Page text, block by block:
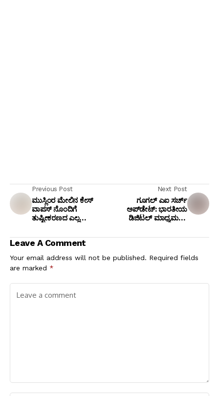
Previous Post
ಮುಸ್ಲಿಂರ ಮೇಲಿನ ಕೇಸ್
ವಾಪಸ್ ನೊಂದಿಗೆ
ತುಷ್ಟೀಕರಣದ ಎಲ್ಲ
ಕಾಂಗ್ರೆಸ್ ಸರ್ಕಾರ: ಬಿ. ವೈ.
ವಿಜಯೇಂದ್ರ ಕೆಂಡಾಮಂಡಲ!
Next Post
ಗೂಗಲ್ ಎಐ ಸರ್ಚ್
ಅಪ್‌ಡೇಟ್: ಭಾರತೀಯ
ಡಿಜಿಟಲ್ ಮಾಧ್ಯಮಗಳ
ನಿಯಂತ್ರಣಕ್ಕೆ ತಜ್ಞರ ಆಗ್ರಹ
Leave A Comment
Your email address will not be published. Required fields
are marked *